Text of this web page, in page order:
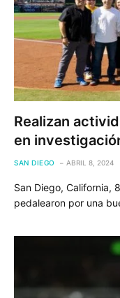
Realizan
en
SAN DIEGO ABRIL 8, 2024
San Diego, California,
pedalearon por una